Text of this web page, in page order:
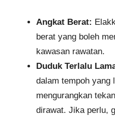
Angkat Berat:
berat yang boleh
kawasan rawatan.
Duduk Terlalu
dalam tempoh yang
mengurangkan
dirawat. Jika perlu,